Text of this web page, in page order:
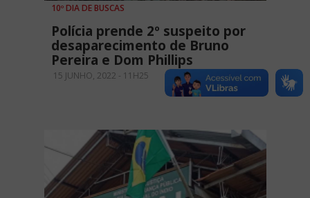
10º DIA DE BUSCAS
Polícia prende 2º suspeito por
desaparecimento de Bruno
Pereira e Dom Phillips
15 JUNHO, 2022 - 11H25